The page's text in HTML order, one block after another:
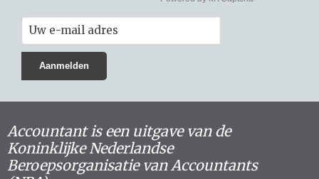
Accountant is een uitgave van de
Koninklijke Nederlandse
Beroepsorganisatie van Accountants